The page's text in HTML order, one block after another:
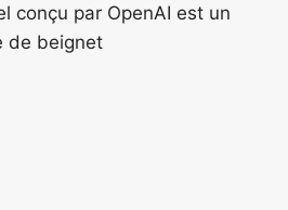
conçu par OpenAI est un
de beignet